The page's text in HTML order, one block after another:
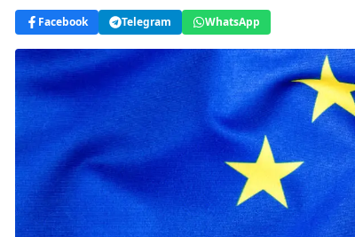
Facebook Telegram WhatsApp